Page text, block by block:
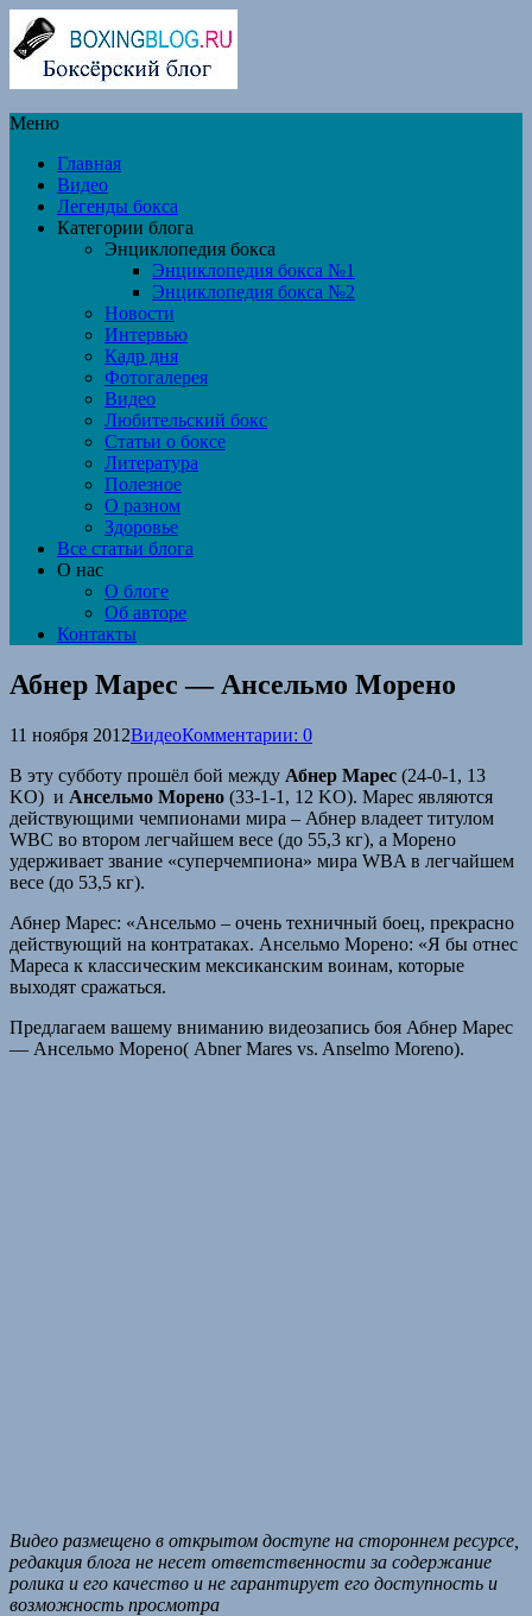
Меню
Главная
Видео
Легенды бокса
Категории блога
Энциклопедия бокса
Энциклопедия бокса №1
Энциклопедия бокса №2
Новости
Интервью
Кадр дня
Фотогалерея
Видео
Любительский бокс
Статьи о боксе
Литература
Полезное
О разном
Здоровье
Все статьи блога
О нас
О блоге
Об авторе
Контакты
Абнер Марес — Ансельмо Морено
11 ноября 2012ВидеоКомментарии: 0
В эту субботу прошёл бой между Абнер Марес (24-0-1, 13
KO) и Ансельмо Морено (33-1-1, 12 KO). Марес являются
действующими чемпионами мира – Абнер владеет титулом
WBC во втором легчайшем весе (до 55,3 кг), а Морено
удерживает звание «суперчемпиона» мира WBA в легчайшем
весе (до 53,5 кг).
Абнер Марес: «Ансельмо – очень техничный боец, прекрасно
действующий на контратаках. Ансельмо Морено: «Я бы отнес
Мареса к классическим мексиканским воинам, которые
выходят сражаться.
Предлагаем вашему вниманию видеозапись боя Абнер Марес
— Ансельмо Морено( Abner Mares vs. Anselmo Moreno).
Видео размещено в открытом доступе на стороннем ресурсе,
редакция блога не несет ответственности за содержание
ролика и его качество и не гарантирует его доступность и
возможность просмотра